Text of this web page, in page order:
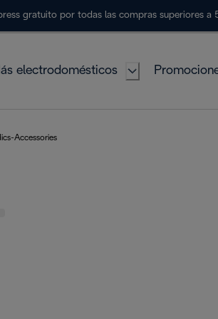
gratuito por todas las compras superiores a
electrodomésticos
Accessories